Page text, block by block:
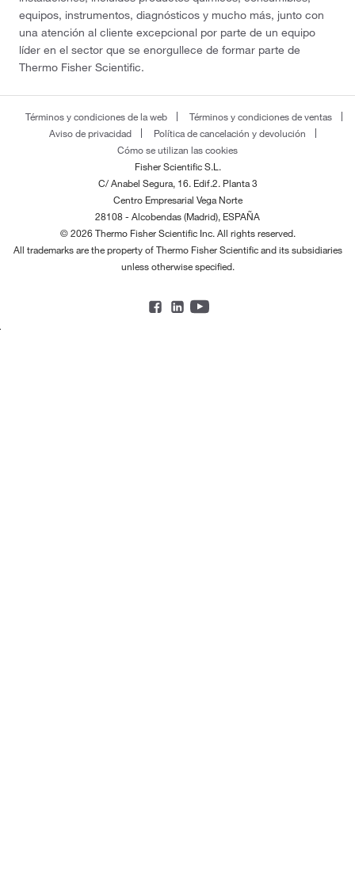
equipos, instrumentos, diagnósticos y mucho más, junto con
una atención al cliente excepcional por parte de un equipo
líder en el sector que se enorgullece de formar parte de
Thermo Fisher Scientific.
Términos y condiciones de la web
Términos y condiciones de ventas
Aviso de privacidad
Política de cancelación y devolución
Cómo se utilizan las cookies
Fisher Scientific S.L.
C/ Anabel Segura, 16. Edif.2. Planta 3
Centro Empresarial Vega Norte
28108 - Alcobendas (Madrid), ESPAÑA
© 2026 Thermo Fisher Scientific Inc. All rights reserved.
All trademarks are the property of Thermo Fisher Scientific and its subsidiaries
unless otherwise specified.